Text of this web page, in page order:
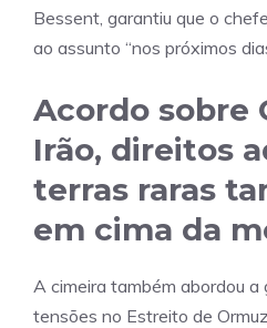
Bessent, garantiu que o
ao assunto “nos próximos
Acordo sobre
Irão, direitos
terras raras
em cima da
A cimeira também abordou a
tensões no Estreito de